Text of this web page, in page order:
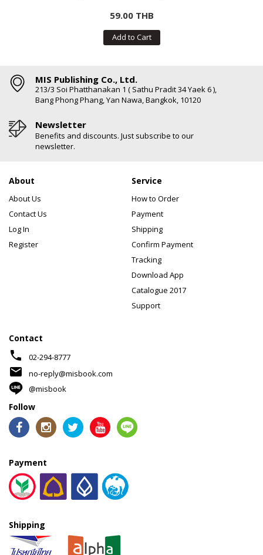
59.00 THB
Add to Cart
MIS Publishing Co., Ltd.
213/3 Soi Phatthanakan 1 ( Sathu Pradit 34 Yaek 6 ),
Bang Phong Phang, Yan Nawa, Bangkok, 10120
Newsletter
Benefits and discounts. Just subscribe to our
newsletter.
About
About Us
Contact Us
Log In
Register
Service
How to Order
Payment
Shipping
Confirm Payment
Tracking
Download App
Catalogue 2017
Support
Contact
phone 02-294-8777
mail
no-reply@misbook.com
@misbook
Follow
Payment
Shipping